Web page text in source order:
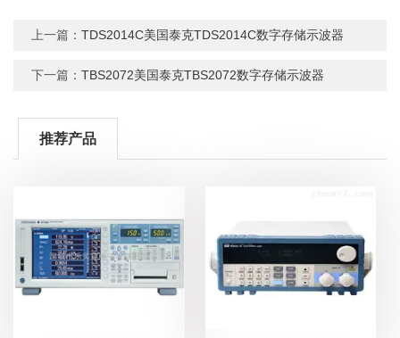
上一篇：TDS2014C美国泰克TDS2014C数字存储示波器
下一篇：TBS2072美国泰克TBS2072数字存储示波器
推荐产品